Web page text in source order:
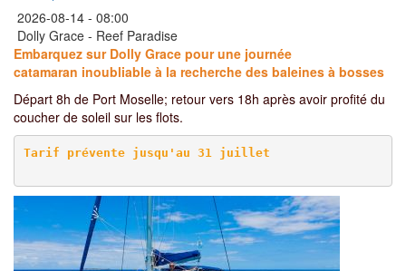
2026-08-14 - 08:00
Dolly Grace - Reef Paradise
Embarquez sur Dolly Grace pour une journée
catamaran inoubliable à la recherche des baleines à bosses
Départ 8h de Port Moselle; retour vers 18h après avoir profité du
coucher de soleil sur les flots.